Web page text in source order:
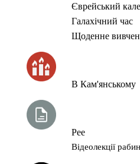
Єврейський
Галахічний час
Щоденне
В Кам'янському
Рее
Відеолекції